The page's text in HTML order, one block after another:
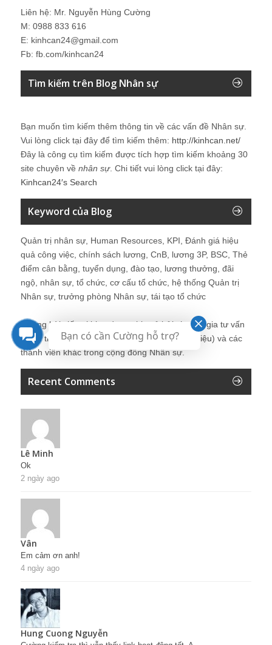
Liên hệ: Mr. Nguyễn Hùng Cường
M: 0988 833 616
E: kinhcan24@gmail.com
Fb: fb.com/kinhcan24
Tìm kiếm trên Blog Nhân sự
Bạn muốn tìm kiếm thêm thông tin về các vấn đề Nhân sự
Vui lòng click tại đây để tìm kiếm thêm: http://kinhcan.net/
Đây là công cụ tìm kiếm được tích hợp tìm kiếm khoảng 30
site chuyên về nhân sự. Chi tiết vui lòng click tại đây:
Kinhcan24′s Search
Keyword của Blog
Quản trị nhân sự, Human Resources, KPI, Đánh giá hiệu
quả công việc, chính sách lương, CnB, lương 3P, BSC, Thẻ
điểm cân bằng, tuyển dụng, đào tạo, lương thưởng, đãi
ngộ, nhân sự, tổ chức, cơ cấu tổ chức, hệ thống Quản trị
Nhân sự, trưởng phòng Nhân sự, tái tạo tổ chức
Những bài viết tại blog được chia sẻ bởi chuyên gia tư vấn
Quản trị Nhân sự Nguyễn Hùng Cường (giới thiệu) và các
thành viên khác trong cộng đồng Nhân sự.
Recent Comments
Lê Minh
Ok
2 ngày ago
Vân
Em cảm ơn anh!
4 ngày ago
Hung Cuong Nguyễn
Bạn có cần Cường hỗ trợ?